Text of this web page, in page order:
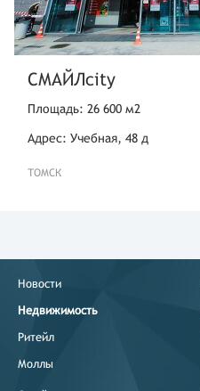
СМАЙЛcity
Площадь: 26 600 м2
Адрес: Учебная, 48 д
ТОМСК
Новости
Недвижимость
Ритейл
Моллы